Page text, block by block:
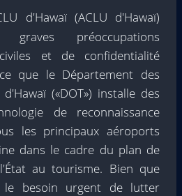
d'Hawaï (ACLU d'Hawaï)
préoccupations
et de confidentialité
que le Département des
(«DOT») installe des
de reconnaissance
les principaux aéroports
dans le cadre du plan de
au tourisme. Bien que
le besoin urgent de lutter